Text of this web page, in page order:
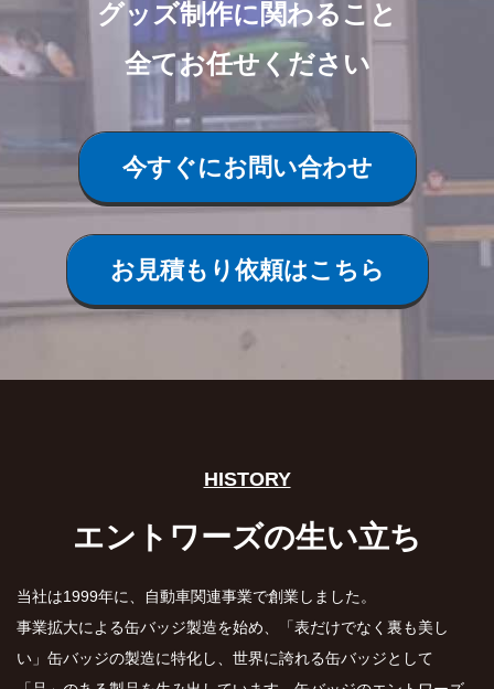
グッズ制作に関わること
全てお任せください
今すぐにお問い合わせ
お見積もり依頼はこちら
HISTORY
エントワーズの生い立ち
当社は1999年に、自動車関連事業で創業しました。
事業拡大による缶バッジ製造を始め、「表だけでなく裏も美し
い」缶バッジの製造に特化し、世界に誇れる缶バッジとして